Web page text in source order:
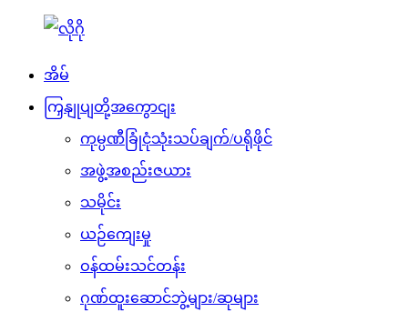
အိမ်
ကြှနျုပျတို့အကွောငျး
ကုမ္ပဏီခြုံငုံသုံးသပ်ချက်/ပရိုဖိုင်
အဖွဲ့အစည်းဇယား
သမိုင်း
ယဉ်ကျေးမှု
ဝန်ထမ်းသင်တန်း
ဂုဏ်ထူးဆောင်ဘွဲ့များ/ဆုများ